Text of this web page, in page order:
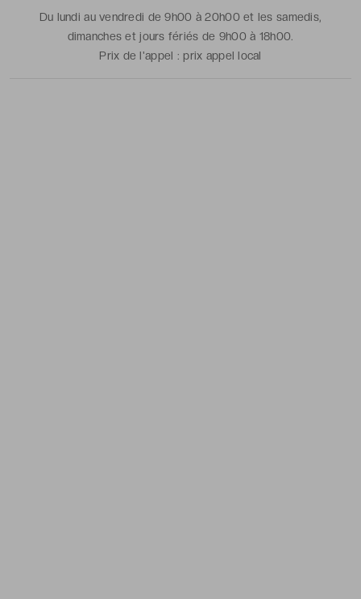
Du lundi au vendredi de 9h00 à 20h00 et les samedis,
dimanches et jours fériés de 9h00 à 18h00.
Prix de l'appel :prix appel local